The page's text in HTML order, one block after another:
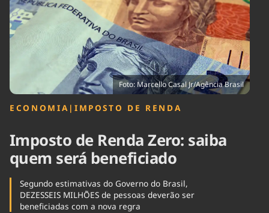
Ciência &
Tecnologia
Cinema
Educação
Infraestrutura
Internacional
Saúde
Tempo
Foto: Marcello Casal Jr/Agência Brasil
ECONOMIA | IMPOSTO DE RENDA
Imposto de Renda Zero: saiba
quem será beneficiado
Segundo estimativas do Governo do Brasil,
DEZESSEIS MILHÕES de pessoas deverão ser
beneficiadas com a nova regra